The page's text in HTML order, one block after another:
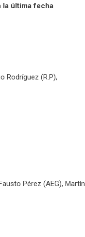
la última fecha
Rodríguez (R.P),
Pérez (AEG), Martín